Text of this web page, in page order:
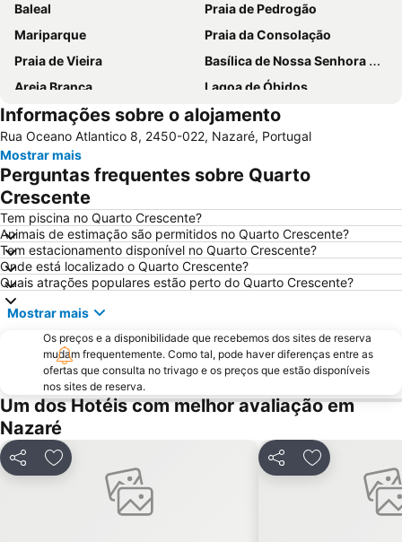
Baleal
Praia de Pedrogão
Mariparque
Praia da Consolação
Praia de Vieira
Basílica de Nossa Senhora do Rosário de Fátima
Areia Branca
Lagoa de Óbidos
Praia d'El Rey Golf & CC
Foz do Arelho
Grutas de Mira de Aire
Monumento Comemorativo da Batalha do Vimeiro
Mosteiro de Alcobaça
Buddha Eden Garden - Jardim da Paz
Praia de São Pedro de Moel
Serra do Montejunto
Porto Novo Beach
Castelo de Óbidos
Paredes de Vitória
Capela das Apariçoes
Sítio da Nazaré
Praia d'el Rey
Estádio Municipal de Leiria
Bom Sucesso
Estação Rodoviária de Fátima
Museu da Fábrica de Cimento Maceira-Lis
Reserva Natural das Ilhas Berlengas
Igreja Paroquial de Pataias
Praia de Pedra do Ouro
Praia Norte
Quinta Pedagógica do Cuco
de Porto Dinheiro
Porto das Barcas
Parque Vale do Ribeiro de São Pedro de Moel
Touril de Atouguia da Baleia
Informações sobre o alojamento
Rua Oceano Atlantico 8, 2450-022, Nazaré, Portugal
Mostrar mais
Perguntas frequentes sobre Quarto
Crescente
Tem piscina no Quarto Crescente?
Animais de estimação são permitidos no Quarto Crescente?
Tem estacionamento disponível no Quarto Crescente?
Onde está localizado o Quarto Crescente?
Quais atrações populares estão perto do Quarto Crescente?
Mostrar mais
Os preços e a disponibilidade que recebemos dos sites de reserva
mudam frequentemente. Como tal, pode haver diferenças entre as
ofertas que consulta no trivago e os preços que estão disponíveis
nos sites de reserva.
Um dos Hotéis com melhor avaliação em
Nazaré
PartilharAdicionar aos favoritos PartilharAdicionar